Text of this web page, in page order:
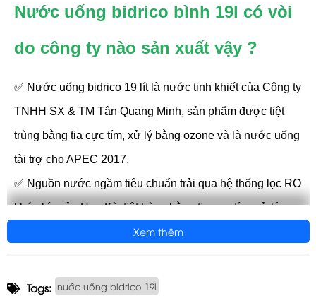
Nước uống bidrico bình 19l có vòi
do công ty nào sản xuất vậy ?
✅ Nước uống bidrico 19 lít là nước tinh khiết của Công ty
TNHH SX & TM Tân Quang Minh, sản phẩm được tiệt
trùng bằng tia cực tím, xử lý bằng ozone và là nước uống
tài trợ cho APEC 2017.
✅ Nguồn nước ngầm tiêu chuẩn trải qua hệ thống lọc RO
khép kín của Hoa Kỳ, tiệt trùng bằng tia cực tím, xử lý
bằng ozone và quy trình đóng bình 20L tự động.
✅ Nước suối Bidrico là sản phẩm nước tinh khiết bán
chạy hàng đầu của Công ty Tân Quang Minh, nước uống
Xem thêm
Tags: nước uống bidrico 19l